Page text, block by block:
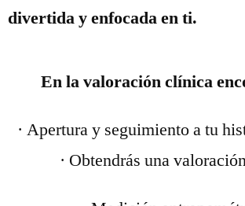
divertida y enfocada en ti.
En la valoración clínica
· Apertura y seguimiento a tu
· Obtendrás una